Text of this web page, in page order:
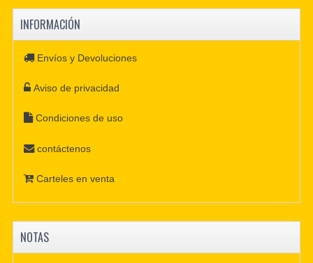
INFORMACIÓN
Envíos y Devoluciones
Aviso de privacidad
Condiciones de uso
contáctenos
Carteles en venta
NOTAS